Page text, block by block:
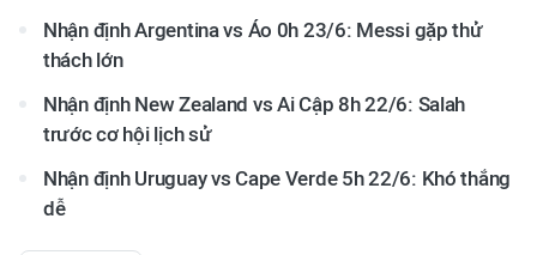
Nhận định Argentina vs Áo 0h 23/6: Messi gặp thử
thách lớn
Nhận định New Zealand vs Ai Cập 8h 22/6: Salah
trước cơ hội lịch sử
Nhận định Uruguay vs Cape Verde 5h 22/6: Khó thắng
dễ